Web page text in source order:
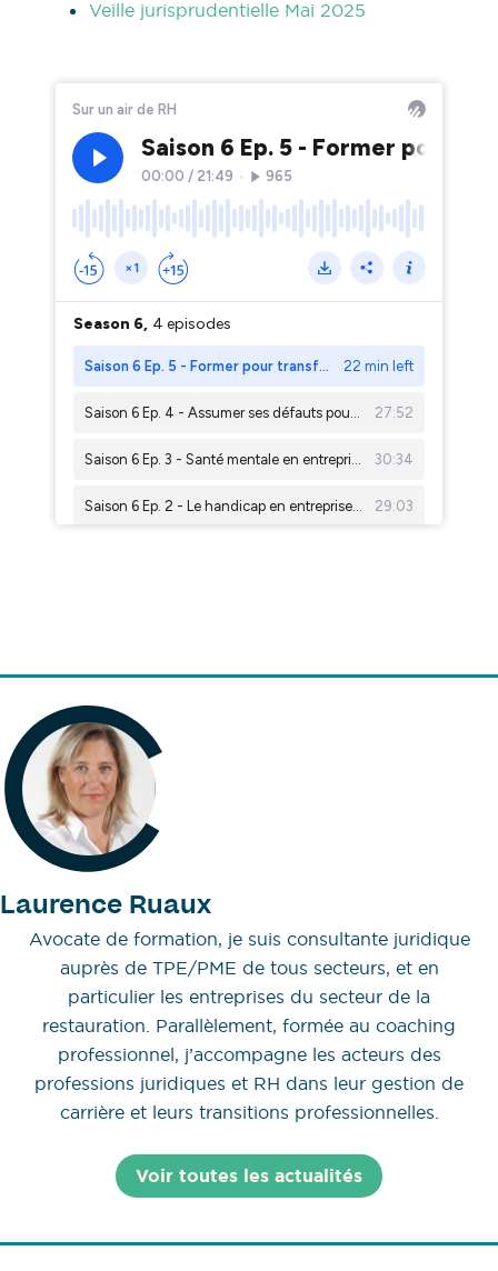
Veille jurisprudentielle Mai 2025
Laurence Ruaux
Avocate de formation, je suis consultante juridique
auprès de TPE/PME de tous secteurs, et en
particulier les entreprises du secteur de la
restauration. Parallèlement, formée au coaching
professionnel, j’accompagne les acteurs des
professions juridiques et RH dans leur gestion de
carrière et leurs transitions professionnelles.
Voir toutes les actualités